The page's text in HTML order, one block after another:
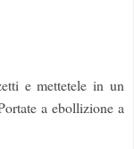
e mettetele in un
a ebollizione a